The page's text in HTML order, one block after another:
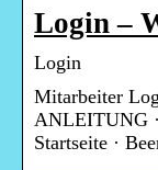
Login –
Login
Mitarbeiter
ANLEITUNG
Startseite ·